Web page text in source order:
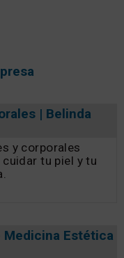
| Belinda
y corporales
tu piel y tu
Medicina Estética